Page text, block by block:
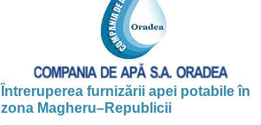
Întreruperea furnizării apei potabile în
zona Magheru–Republicii